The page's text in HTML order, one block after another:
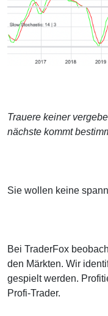
Trauere keiner
nächste kommt
Sie wollen keine
Bei TraderFox
den Märkten. Wir
gespielt werden.
Profi-Trader.